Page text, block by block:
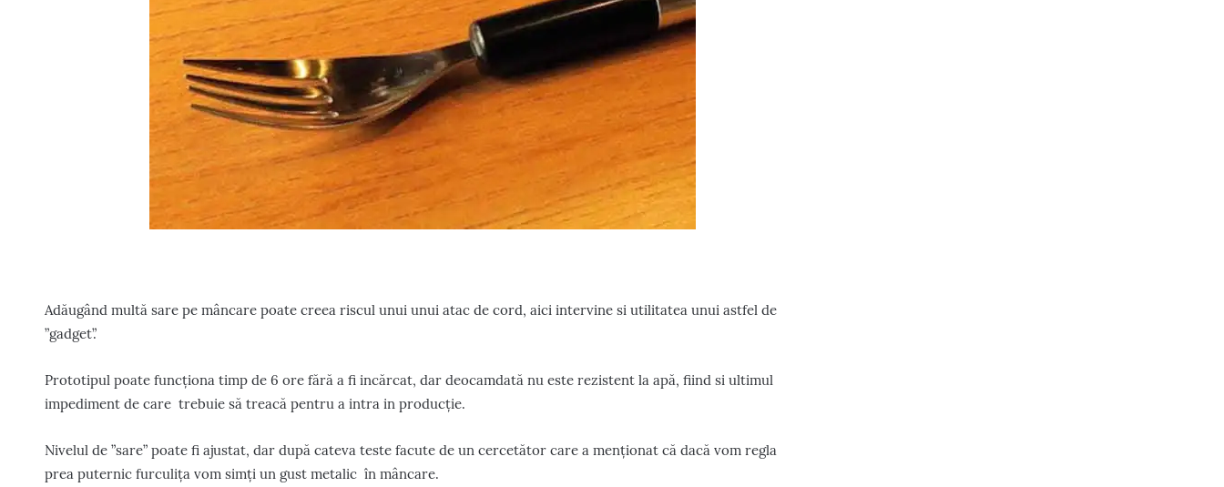
Adăugând multă sare pe mâncare poate creea riscul unui unui atac de cord, aici intervine si utilitatea unui astfel de
”gadget”.
Prototipul poate funcționa timp de 6 ore fără a fi incărcat, dar deocamdată nu este rezistent la apă, fiind si ultimul
impediment de care trebuie să treacă pentru a intra in producție.
Nivelul de ”sare” poate fi ajustat, dar după cateva teste facute de un cercetător care a menționat că dacă vom regla
prea puternic furculița vom simți un gust metalic în mâncare.